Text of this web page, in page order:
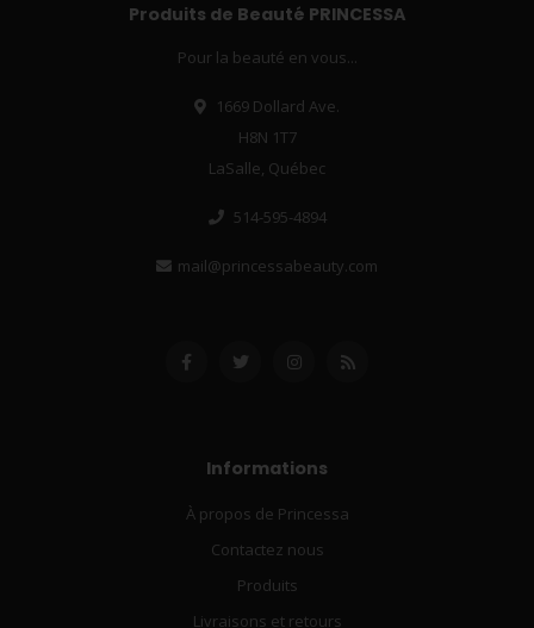
Produits de Beauté PRINCESSA
Pour la beauté en vous...
1669 Dollard Ave.
H8N 1T7
LaSalle, Québec
514-595-4894
mail@princessabeauty.com
Informations
À propos de Princessa
Contactez nous
Produits
Livraisons et retours